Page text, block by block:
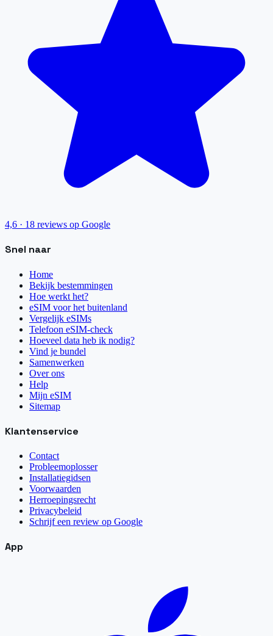
4,6 · 18 reviews op Google
Snel naar
Home
Bekijk bestemmingen
Hoe werkt het?
eSIM voor het buitenland
Vergelijk eSIMs
Telefoon eSIM-check
Hoeveel data heb ik nodig?
Vind je bundel
Samenwerken
Over ons
Help
Mijn eSIM
Sitemap
Klantenservice
Contact
Probleemoplosser
Installatiegidsen
Voorwaarden
Herroepingsrecht
Privacybeleid
Schrijf een review op Google
App